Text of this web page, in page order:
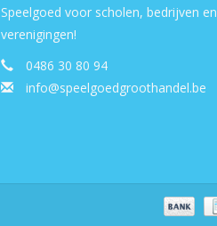
Speelgoed voor scholen, bedrijven en
verenigingen!
0486 30 80 94
info@speelgoedgroothandel.be